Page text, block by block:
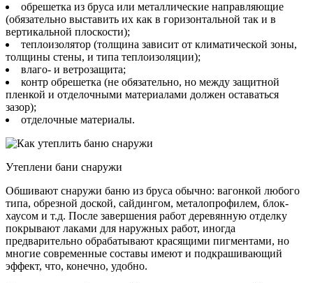
обрешетка из бруса или металлические направляющие
(обязательно выставить их как в горизонтальной так и в
вертикальной плоскости);
теплоизолятор (толщина зависит от климатической зоны,
толщины стены, и типа теплоизоляции);
влаго- и ветрозащита;
контр обрешетка (не обязательно, но между защитной
пленкой и отделочными материалами должен оставаться
зазор);
отделочные материалы.
Утеплени бани снаружи
Обшивают снаружи баню из бруса обычно: вагонкой любого
типа, обрезной доской, сайдингом, металопрофилем, блок-
хаусом и т.д. После завершения работ деревянную отделку
покрывают лаками для наружных работ, иногда
предварительно обрабатывают красящими пигментами, но
многие современные составы имеют и подкрашивающий
эффект, что, конечно, удобно.